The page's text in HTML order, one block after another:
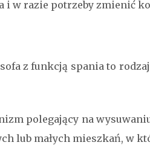
i w razie potrzeby zmienić
z funkcją spania to
polegający na
lub małych mieszkań, w